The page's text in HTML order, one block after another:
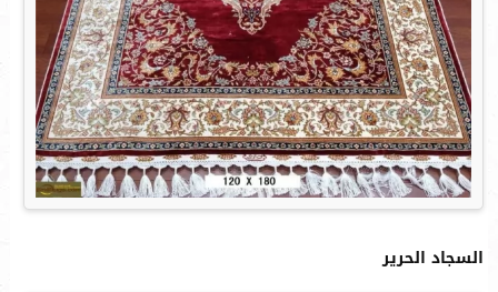
السجاد الحرير